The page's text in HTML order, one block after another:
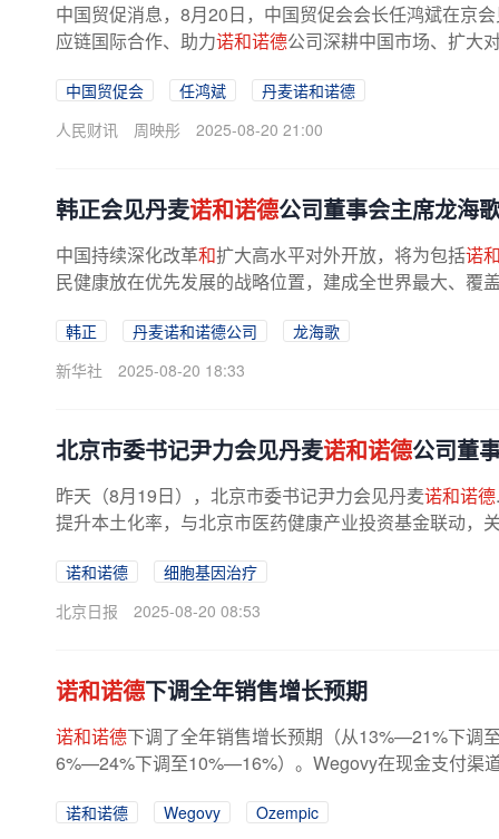
中国贸促消息，8月20日，中国贸促会会长任鸿斌在京
应链国际合作、助力诺和诺德公司深耕中国市场、扩大
中国贸促会 任鸿斌
丹麦诺和诺德
人民财讯
周映彤 2025-08-20 21:00
韩正会见丹麦诺和诺德公司董事会主席龙海
中国持续深化改革和扩大高水平对外开放，将为包括诺
民健康放在优先发展的战略位置，建成全世界最大、覆
韩正 丹麦诺和诺德公司
龙海歌
新华社
2025-08-20 18:33
北京市委书记尹力会见丹麦诺和诺德公司董
昨天（8月19日），北京市委书记尹力会见丹麦诺和诺德
提升本土化率，与北京市医药健康产业投资基金联动，
诺和诺德
细胞基因治疗
北京日报
2025-08-20 08:53
诺和诺德下调全年销售增长预期
诺和诺德下调了全年销售增长预期（从13%—21%下调
6%—24%下调至10%—16%）。Wegovy在现金支付渠
诺和诺德 Wegovy
Ozempic